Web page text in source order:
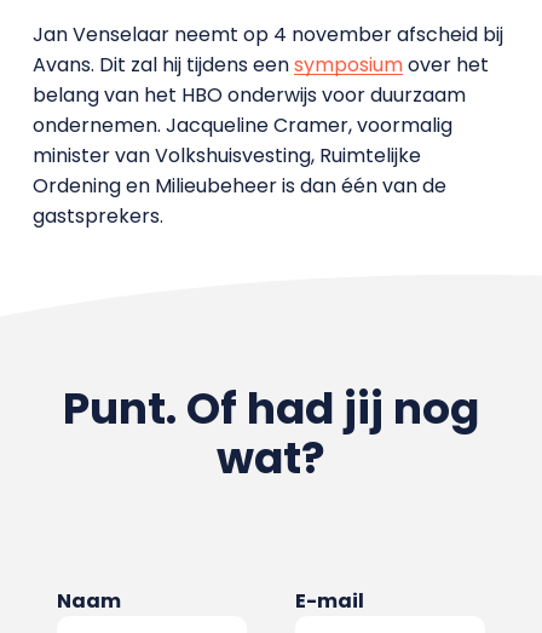
Jan Venselaar neemt op 4 november afscheid bij
Avans. Dit zal hij tijdens eensymposiumover het
belang van het HBO onderwijs voor duurzaam
ondernemen. Jacqueline Cramer, voormalig
minister van Volkshuisvesting, Ruimtelijke
Ordening en Milieubeheer is dan één van de
gastsprekers.
Punt. Of had jij nog
wat?
Naam E-mail